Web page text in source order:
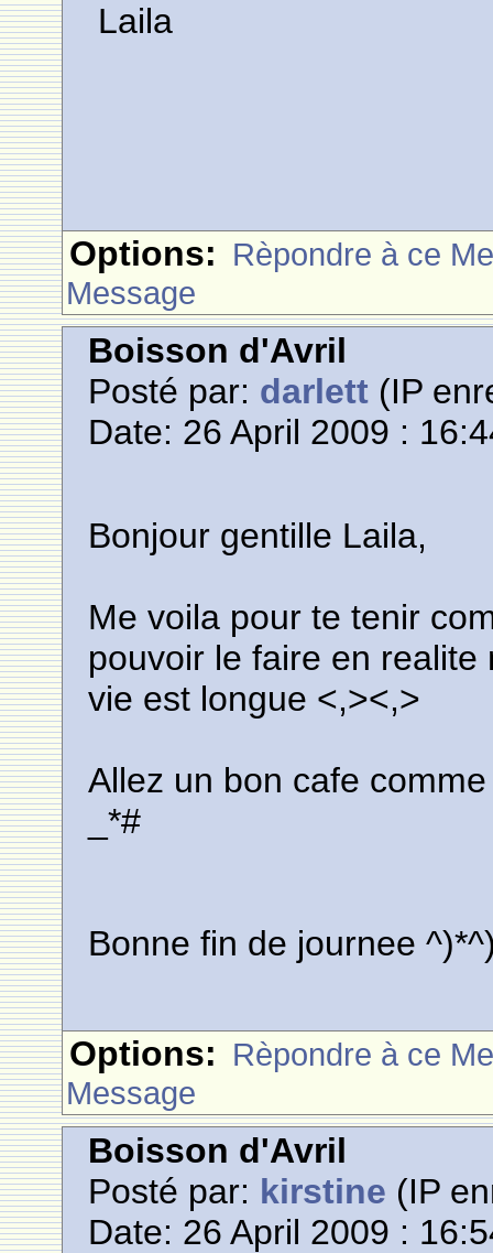
Laila
Options: Rèpondre à ce
Message
Boisson d'Avril
Posté par: darlett (IP
Date: 26 April 2009 :
Bonjour gentille Laila,
Me voila pour te tenir
pouvoir le faire en
vie est longue <,><,>
Allez un bon cafe
_*#
Bonne fin de journee
Options: Rèpondre à ce
Message
Boisson d'Avril
Posté par: kirstine (IP
Date: 26 April 2009 :